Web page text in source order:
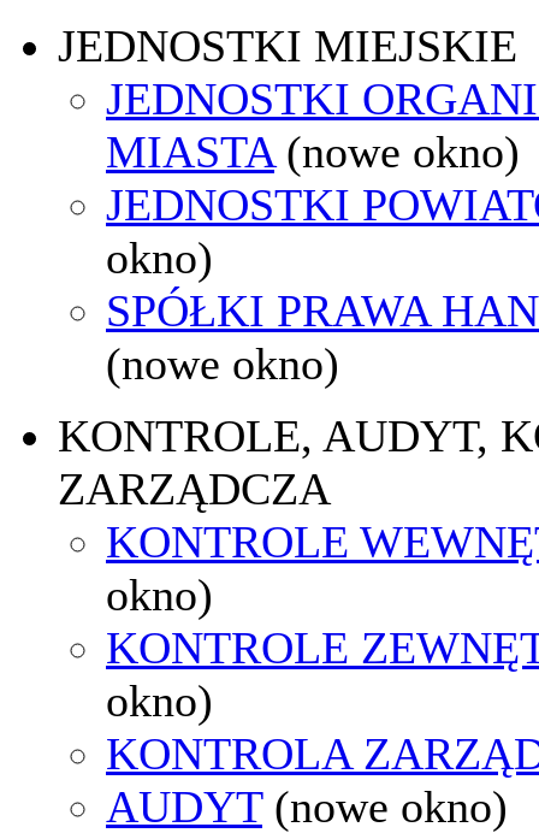
JEDNOSTKI MIEJSKIE
JEDNOSTKI
MIASTA (nowe okno)
JEDNOSTKI
okno)
SPÓŁKI PRAWA
(nowe okno)
KONTROLE, AUDYT,
ZARZĄDCZA
KONTROLE
okno)
KONTROLE
okno)
KONTROLA
AUDYT (nowe okno)